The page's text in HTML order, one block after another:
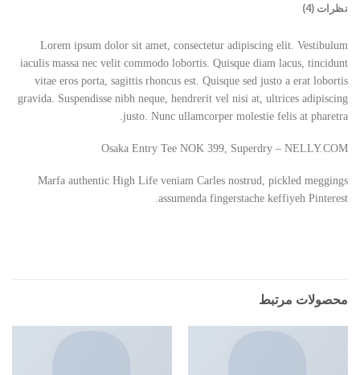
نظرات (4)
Lorem ipsum dolor sit amet, consectetur adipiscing elit. Vestibulum
iaculis massa nec velit commodo lobortis. Quisque diam lacus, tincidunt
vitae eros porta, sagittis rhoncus est. Quisque sed justo a erat lobortis
gravida. Suspendisse nibh neque, hendrerit vel nisi at, ultrices adipiscing
justo. Nunc ullamcorper molestie felis at pharetra.
Osaka Entry Tee NOK 399, Superdry – NELLY.COM
Marfa authentic High Life veniam Carles nostrud, pickled meggings
assumenda fingerstache keffiyeh Pinterest.
محصولات مرتبط